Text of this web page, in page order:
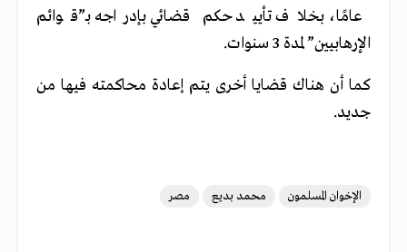
عامًا، بخلاف تأييد حكم قضائي بإدراجه بـ”قوائم
الإرهابيين” لمدة 3 سنوات.
كما أن هناك قضايا أخرى يتم إعادة محاكمته فيها من
جديد.
الإخوان المسلمون محمد بديع مصر